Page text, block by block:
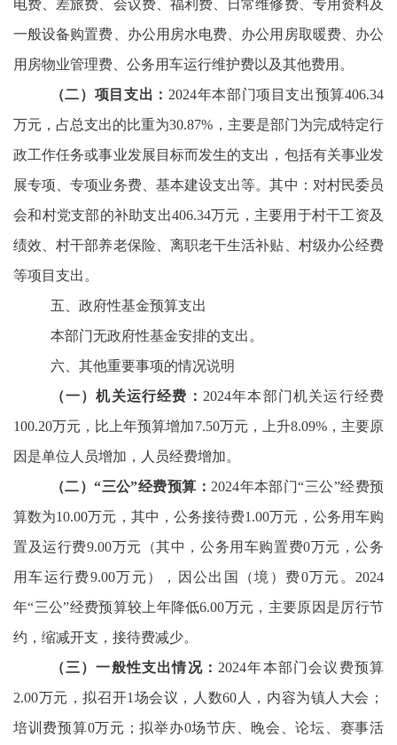
电费、差旅费、会议费、福利费、日常维修费、专用资料及
一般设备购置费、办公用房水电费、办公用房取暖费、办公
用房物业管理费、公务用车运行维护费以及其他费用。
（二）项目支出： 2024年本部门项目支出预算406.34
万元，占总支出的比重为30.87%，主要是部门为完成特定行
政工作任务或事业发展目标而发生的支出，包括有关事业发
展专项、专项业务费、基本建设支出等。其中：对村民委员
会和村党支部的补助支出406.34万元，主要用于村干工资及
绩效、村干部养老保险、离职老干生活补贴、村级办公经费
等项目支出。
五、政府性基金预算支出
本部门无政府性基金安排的支出。
六、其他重要事项的情况说明
（一）机关运行经费： 2024年本部门机关运行经费
100.20万元，比上年预算增加7.50万元，上升8.09%，主要原
因是单位人员增加，人员经费增加。
（二）“三公”经费预算： 2024年本部门“三公”经费预
算数为10.00万元，其中，公务接待费1.00万元，公务用车购
置及运行费9.00万元（其中，公务用车购置费0万元，公务
用车运行费9.00万元），因公出国（境）费0万元。2024
年“三公”经费预算较上年降低6.00万元，主要原因是厉行节
约，缩减开支，接待费减少。
（三）一般性支出情况： 2024年本部门会议费预算
2.00万元，拟召开1场会议，人数60人，内容为镇人大会；
培训费预算0万元；拟举办0场节庆、晚会、论坛、赛事活